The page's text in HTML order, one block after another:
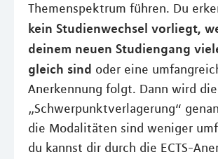
Themenspektrum führen. Du
kein Studienwechsel vorliegt,
deinem neuen Studiengang
gleich sind oder eine
Anerkennung folgt. Dann wird
„Schwerpunktverlagerung“
die Modalitäten sind weniger
du kannst dir durch die ECTS-